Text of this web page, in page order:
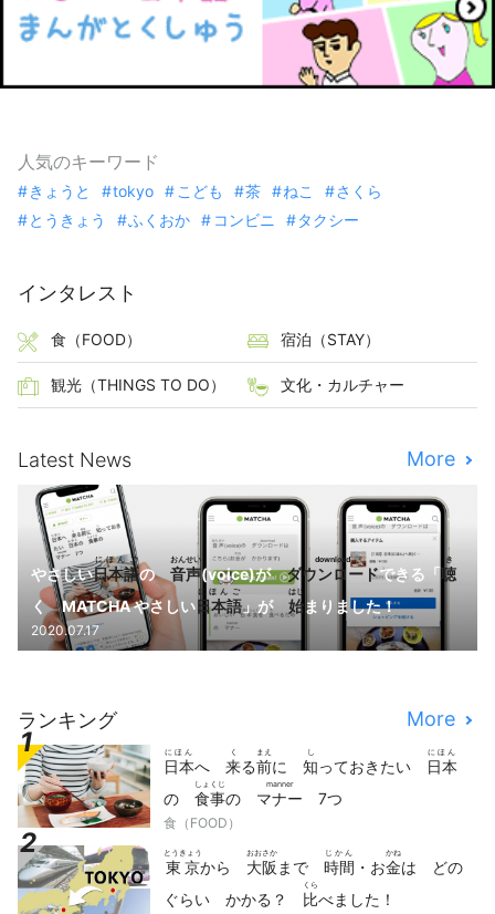
人気のキーワード
きょうと tokyo こども 茶 ねこ
さくら
とうきょう
ふくおか コンビニ タクシー
インタレスト
食（FOOD） 宿泊（STAY）
観光（THINGS TO DO） 文化・カルチャー
Latest News More
やさしい日本語
にほんご
の音声
おんせい
(voice)がダウンロード
download
できる「 聴
き
く MATCHA やさしい 日本語
にほんご
」が 始
はじ
まりました！
2020.07.17
ランキング More
日本
にほん
へ 来
く
る前
まえ
に 知
し
っておきたい 日本
にほん
の 食事
しょくじ
の マナー
manner
7つ
食（FOOD）
東京
とうきょう
から 大阪
おおさか
まで 時間
じかん
・お金
かね
は どの
ぐらい かかる？
比
くら
べました！